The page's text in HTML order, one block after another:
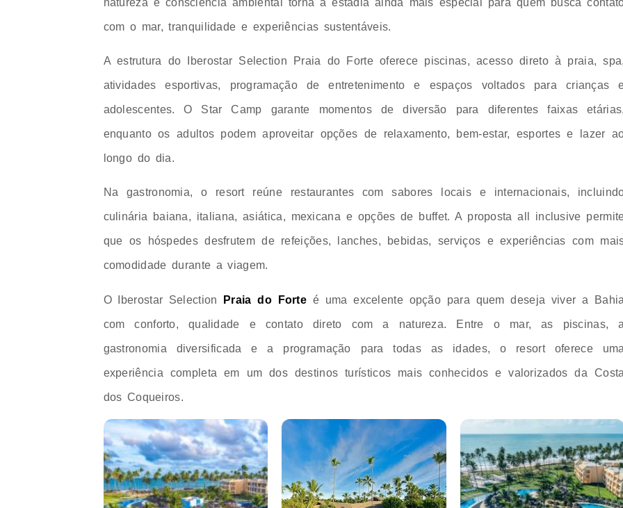
com o mar, tranquilidade e experiências sustentáveis.
A estrutura do Iberostar Selection Praia do Forte oferece piscinas, acesso direto à praia, spa,
atividades esportivas, programação de entretenimento e espaços voltados para crianças
adolescentes. O Star Camp garante momentos de diversão para diferentes faixas etárias,
enquanto os adultos podem aproveitar opções de relaxamento, bem-estar, esportes e lazer
longo do dia.
Na gastronomia, o resort reúne restaurantes com sabores locais e internacionais,
culinária baiana, italiana, asiática, mexicana e opções de buffet. A proposta all inclusive
que os hóspedes desfrutem de refeições, lanches, bebidas, serviços e experiências com
comodidade durante a viagem.
O Iberostar Selection Praia do Forte é uma excelente opção para quem deseja viver a Bahia
com conforto, qualidade e contato direto com a natureza. Entre o mar, as piscinas, a
gastronomia diversificada e a programação para todas as idades, o resort oferece uma
experiência completa em um dos destinos turísticos mais conhecidos e valorizados da Costa
dos Coqueiros.